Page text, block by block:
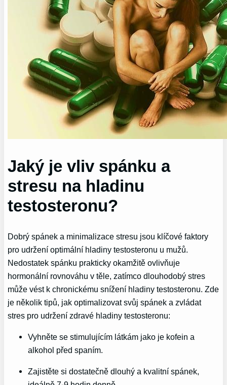
Jaký je vliv spánku a
stresu na hladinu
testosteronu?
Dobrý spánek a minimalizace stresu jsou‍ klíčové faktory
pro‍ udržení optimální hladiny⁢ testosteronu u mužů.
⁢Nedostatek⁣ spánku⁤ prakticky okamžitě ovlivňuje
hormonální⁤ rovnováhu ⁢v těle,⁣ zatímco dlouhodobý stres
může vést k chronickému snížení hladiny testosteronu. Zde
je několik tipů, jak optimalizovat ⁢svůj spánek a ‍zvládat
stres pro ⁤udržení ‍zdravé hladiny testosteronu:
Vyhněte se stimulujícím látkám jako​ je kofein a
alkohol⁣ před spaním.
Zajistěte si dostatečně dlouhý a kvalitní spánek,